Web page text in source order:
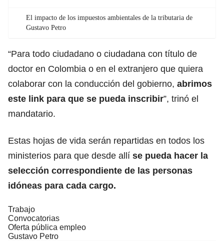
El impacto de los impuestos ambientales de la tributaria de
Gustavo Petro
“Para todo ciudadano o ciudadana con título de
doctor en Colombia o en el extranjero que quiera
colaborar con la conducción del gobierno, abrimos
este link para que se pueda inscribir”, trinó el
mandatario.
Estas hojas de vida serán repartidas en todos los
ministerios para que desde allí se pueda hacer la
selección correspondiente de las personas
idóneas para cada cargo.
Trabajo
Convocatorias
Oferta pública empleo
Gustavo Petro